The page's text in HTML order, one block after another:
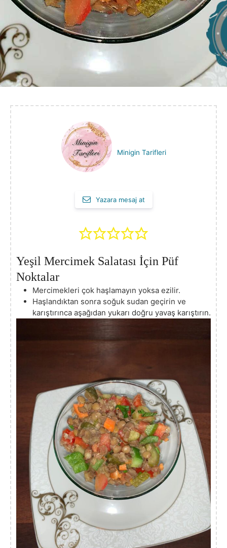
Minigin Tarifleri
Yazara mesaj at
Yeşil Mercimek Salatası İçin Püf
Noktalar
Mercimekleri çok haşlamayın yoksa ezilir.
Haşlandıktan sonra soğuk sudan geçirin ve
karıştırınca aşağıdan yukarı doğru yavaş karıştırın.